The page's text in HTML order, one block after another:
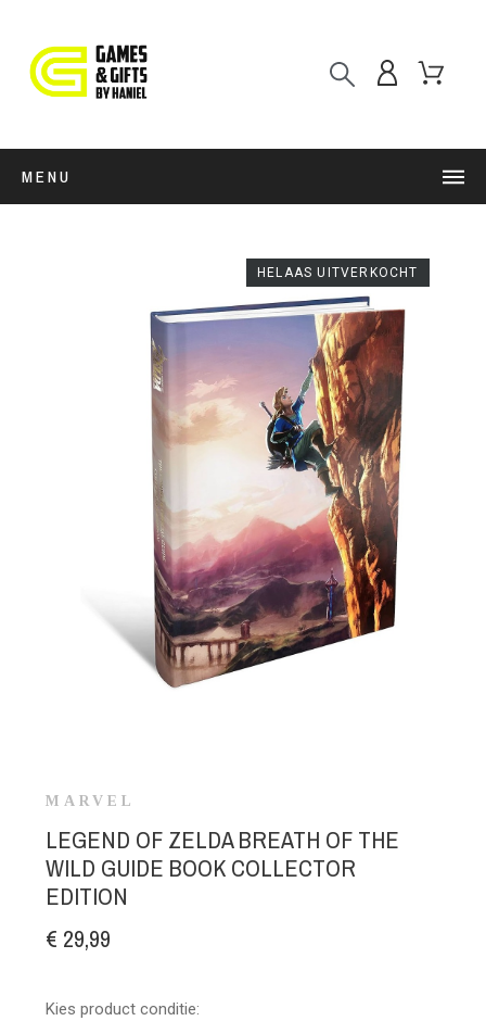
MENU
HELAAS UITVERKOCHT
MARVEL
LEGEND OF ZELDA BREATH OF THE
WILD GUIDE BOOK COLLECTOR
EDITION
€ 29,99
Kies product conditie: